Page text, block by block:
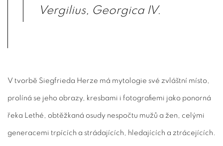
Vergilius, Georgica IV.
V tvorbě Siegfrieda Herze má mytologie své zvláštní místo,
prolíná se jeho obrazy, kresbami i fotografiemi jako ponorná
řeka Lethé, obtěžkaná osudy nespočtu mužů a žen, celými
generacemi trpících a strádajících, hledajících a ztrácejících.